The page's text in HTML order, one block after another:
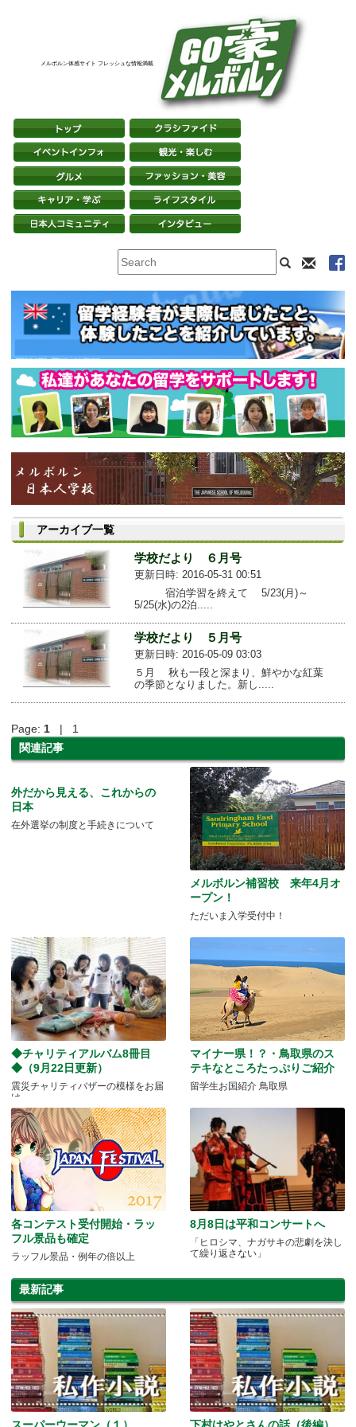
メルボルン体感サイト フレッシュな情報満載
アーカイブ一覧
学校だより ６月号
更新日時: 2016-05-31 00:51
宿泊学習を終えて 5/23(月)～
5/25(水)の2泊.....
学校だより ５月号
更新日時: 2016-05-09 03:03
５月 秋も一段と深まり、鮮やかな紅葉
の季節となりました。新し.....
Page: 1 | 1
関連記事
外だから見える、これからの
日本
在外選挙の制度と手続きについて
メルボルン補習校 来年4月オ
ープン！
ただいま入学受付中！
◆チャリティアルバム8冊目
◆（9月22日更新）
震災チャリティバザーの模様をお届
け
マイナー県！？・鳥取県のス
テキなところたっぷりご紹介
留学生お国紹介 鳥取県
各コンテスト受付開始・ラッ
フル景品も確定
ラッフル景品・例年の倍以上
8月8日は平和コンサートへ
「ヒロシマ、ナガサキの悲劇を決し
て繰り返さない」
最新記事
スーパーウーマン（１） 下村はやとさんの話（後編）